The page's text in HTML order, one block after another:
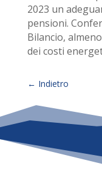
2023 un
pensioni.
Bilancio,
dei costi
← Indietro